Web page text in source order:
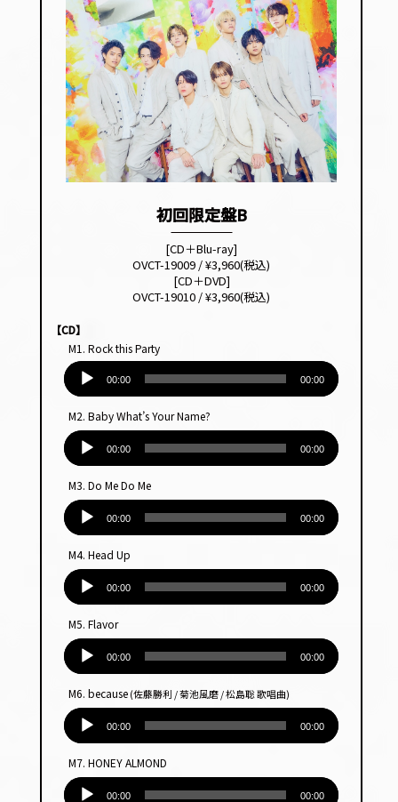
初回限定盤B
[CD＋Blu-ray]
OVCT-19009 / ¥3,960(税込)
[CD＋DVD]
OVCT-19010 / ¥3,960(税込)
【CD】
M1. Rock this Party
レー
ヤー
00:00 00:00
M2. Baby What’s Your Name?
レー
ヤー
00:00 00:00
M3. Do Me Do Me
レー
ヤー
00:00 00:00
M4. Head Up
レー
ヤー
00:00 00:00
M5. Flavor
レー
ヤー
00:00 00:00
M6. because(佐藤勝利 / 菊池風磨 / 松島聡 歌唱曲)
レー
ヤー
00:00 00:00
M7. HONEY ALMOND
00:00 00:00